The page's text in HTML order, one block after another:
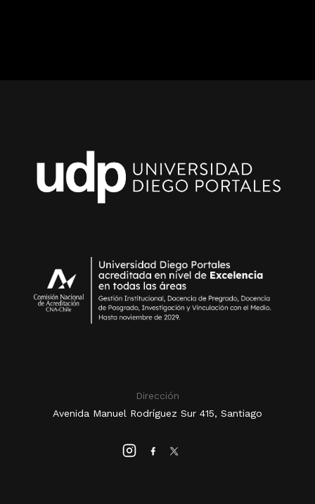
Dirección
Avenida Manuel Rodríguez Sur 415, Santiago